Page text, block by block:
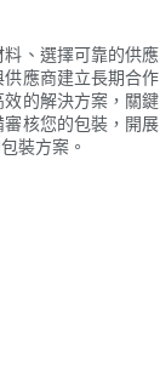
、選擇可靠的供應
應商建立長期合作
的解決方案，關鍵
核您的包裝，開展
裝方案。